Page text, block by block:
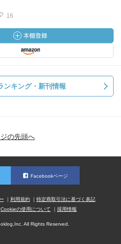
16
ンキング・新刊情報
の先頭へ
Facebookページ
利用規約
特定商取引法に基づく表記
Cookieの使用について 採用情報
All Rights Reserved.